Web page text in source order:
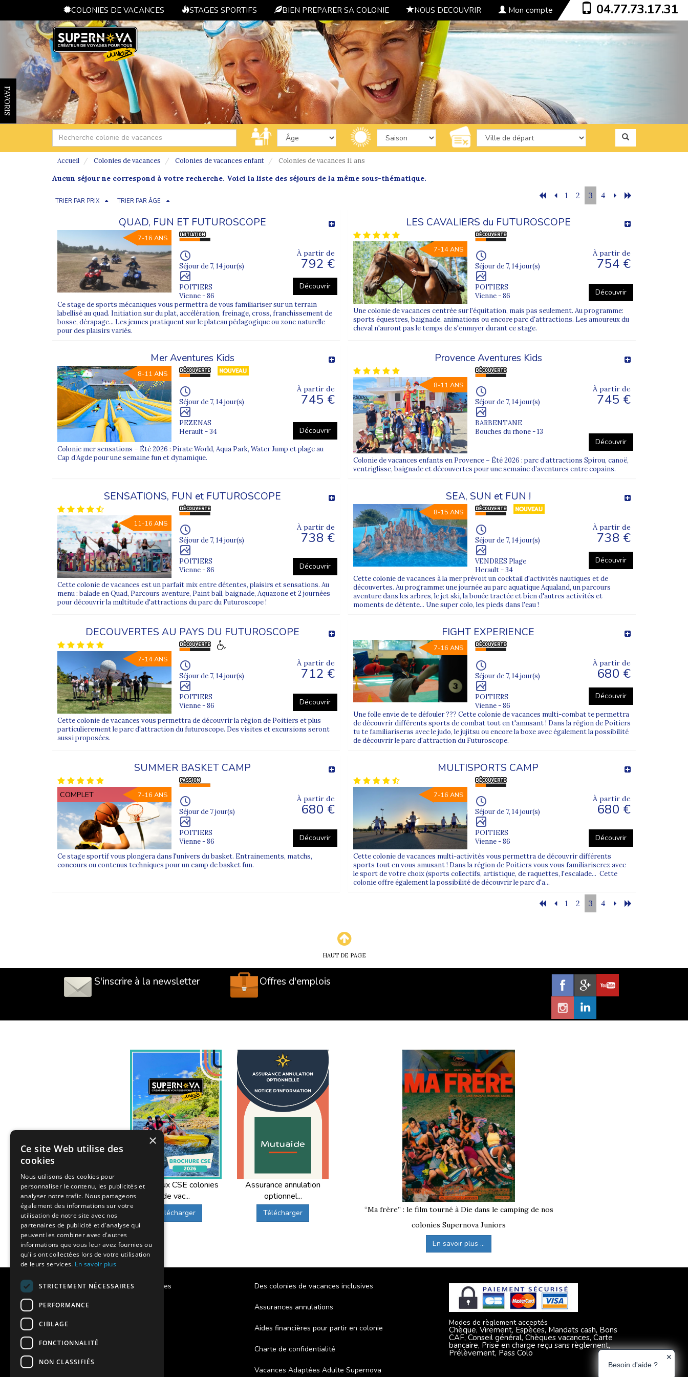
COLONIES DE VACANCES STAGES SPORTIFS BIEN PREPARER SA COLONIE NOUS DECOUVRIR Mon compte 04.77.73.17.31
FAVORIS
Accueil Colonies de vacances Colonies de vacances enfant Colonies de vacances 11 ans
Aucun séjour ne correspond à votre recherche. Voici la liste des séjours de la même sous-thématique.
TRIER PAR PRIX TRIER PAR ÂGE
1 2 3 4
QUAD, FUN ET FUTUROSCOPE
7-16 ANS
Séjour de 7, 14 jour(s)
POITIERS
Vienne - 86
À partir de
792 €
Découvrir
Ce stage de sports mécaniques vous permettra de vous familiariser sur un terrain
labellisé au quad. Initiation sur du plat, accélération, freinage, cross, franchissement de
bosse, dérapage... Les jeunes pratiquent sur le plateau pédagogique ou zone naturelle
pour des plaisirs variés.
LES CAVALIERS du FUTUROSCOPE
7-14 ANS
Séjour de 7, 14 jour(s)
POITIERS
Vienne - 86
À partir de
754 €
Découvrir
Une colonie de vacances centrée sur l'équitation, mais pas seulement. Au programme:
sports équestres, baignade, animations ou encore parc d'attractions. Les amoureux du
cheval n'auront pas le temps de s'ennuyer durant ce stage.
Mer Aventures Kids
8-11 ANS
Séjour de 7, 14 jour(s)
PEZENAS
Herault - 34
À partir de
745 €
Découvrir
Colonie mer sensations – Été 2026 : Pirate World, Aqua Park, Water Jump et plage au
Cap d’Agde pour une semaine fun et dynamique.
Provence Aventures Kids
8-11 ANS
Séjour de 7, 14 jour(s)
BARBENTANE
Bouches du rhone - 13
À partir de
745 €
Découvrir
Colonie de vacances enfants en Provence – Été 2026 : parc d’attractions Spirou, canoë,
ventriglisse, baignade et découvertes pour une semaine d’aventures entre copains.
SENSATIONS, FUN et FUTUROSCOPE
11-16 ANS
Séjour de 7, 14 jour(s)
POITIERS
Vienne - 86
À partir de
738 €
Découvrir
Cette colonie de vacances est un parfait mix entre détentes, plaisirs et sensations. Au
menu : balade en Quad, Parcours aventure, Paint ball, baignade, Aquazone et 2 journées
pour découvrir la multitude d'attractions du parc du Futuroscope !
SEA, SUN et FUN !
8-15 ANS
Séjour de 7, 14 jour(s)
VENDRES Plage
Herault - 34
À partir de
738 €
Découvrir
Cette colonie de vacances à la mer prévoit un cocktail d'activités nautiques et de
découvertes. Au programme: une journée au parc aquatique Aqualand, un parcours
aventure dans les arbres, le jet ski, la bouée tractée et bien d'autres activités et
moments de détente... Une super colo, les pieds dans l'eau !
DECOUVERTES AU PAYS DU FUTUROSCOPE
7-14 ANS
Séjour de 7, 14 jour(s)
POITIERS
Vienne - 86
À partir de
712 €
Découvrir
Cette colonie de vacances vous permettra de découvrir la région de Poitiers et plus
particulierement le parc d'attraction du futuroscope. Des visites et excursions seront
aussi proposées.
FIGHT EXPERIENCE
7-16 ANS
Séjour de 7, 14 jour(s)
POITIERS
Vienne - 86
À partir de
680 €
Découvrir
Une folle envie de te défouler ??? Cette colonie de vacances multi-combat te permettra
de découvrir différents sports de combat tout en t'amusant ! Dans la région de Poitiers
tu te familiariseras avec le judo, le jujitsu ou encore la boxe avec également la possibilité
de découvrir le parc d'attraction du Futuroscope.
SUMMER BASKET CAMP
COMPLET 7-16 ANS
Séjour de 7 jour(s)
POITIERS
Vienne - 86
À partir de
680 €
Découvrir
Ce stage sportif vous plongera dans l'univers du basket. Entrainements, matchs,
concours ou contenus techniques pour un camp de basket fun.
MULTISPORTS CAMP
7-16 ANS
Séjour de 7, 14 jour(s)
POITIERS
Vienne - 86
À partir de
680 €
Découvrir
Cette colonie de vacances multi-activités vous permettra de découvrir différents
sports tout en vous amusant ! Dans la région de Poitiers vous vous familiariserez avec
le sport de votre choix (sports collectifs, artistique, de raquettes, l'escalade... Cette
colonie offre également la possibilité de découvrir le parc d'a...
1 2 3 4
HAUT DE PAGE
S'inscrire à la newsletter Offres d'emplois
Offres aux CSE colonies
de vac...
Télécharger
Assurance annulation
optionnel...
Télécharger
“Ma frère” : le film tourné à Die dans le camping de nos
colonies Supernova Juniors
En savoir plus ...
Calendrier des vacances scolaires
Notre histoire
Notre engagement
Des colonies de vacances inclusives
Assurances annulations
Aides financières pour partir en colonie
Charte de confidentialité
Vacances Adaptées Adulte Supernova
Modes de règlement acceptés
Chèque, Virement, Espèces, Mandats cash, Bons
CAF, Conseil général, Chèques vacances, Carte
bancaire, Prise en charge reçu sans règlement,
Prélèvement, Pass Colo
×
Ce site Web utilise des
cookies
Nous utilisons des cookies pour
personnaliser le contenu, les publicités et
analyser notre trafic. Nous partageons
également des informations sur votre
utilisation de notre site avec nos
partenaires de publicité et d'analyse qui
peuvent les combiner avec d'autres
informations que vous leur avez fournies ou
qu'ils ont collectées lors de votre utilisation
de leurs services. En savoir plus
STRICTEMENT NÉCESSAIRES
PERFORMANCE
CIBLAGE
FONCTIONNALITÉ
NON CLASSIFIÉS Besoin d'aide ?
✕